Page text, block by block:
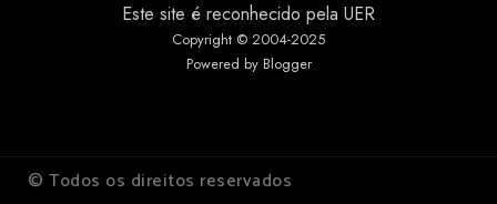
Este site é reconhecido pela UER
Copyright © 2004-2025
Powered by Blogger
© Todos os direitos reservados